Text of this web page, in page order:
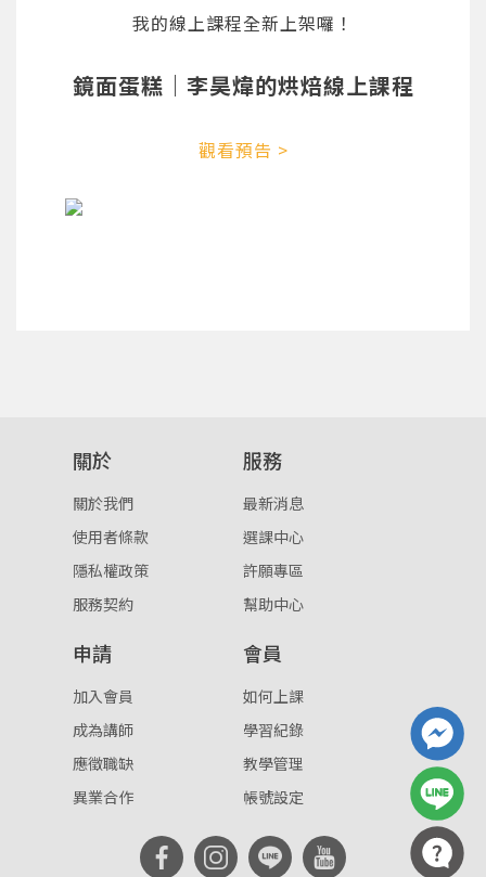
或
註冊
按下註冊即代表你同意我們的使用者條款
。
我的線上課程全新上架囉！
鏡面蛋糕｜李昊煒的烘焙線上課程
觀看預告 >
關於
關於我們
使用者條款
隱私權政策
服務契約
服務
最新消息
選課中心
許願專區
幫助中心
申請
加入會員
成為講師
應徵職缺
異業合作
會員
如何上課
學習紀錄
教學管理
帳號設定